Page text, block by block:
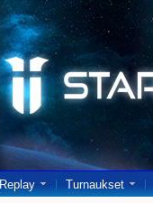
Replay Turnaukset